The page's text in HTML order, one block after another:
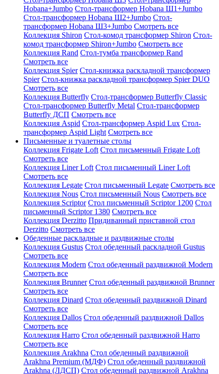
Hobana+Jumbo Стол-трансформер Hobana Ш1+Jumbo
Стол-трансформер Hobana Ш2+Jumbo Стол-
трансформер Hobana Ш3+Jumbo Смотреть все
Коллекция Shiron Стол-комод трансформер Shiron Стол-
комод трансформер Shiron+Jumbo Смотреть все
Коллекция Rand Стол-тумба трансформер Rand
Смотреть все
Коллекция Spier Стол-книжка раскладной трансформер
Spier Стол-книжка раскладной трансформер Spier DUO
Смотреть все
Коллекция Butterfly Стол-трансформер Butterfly Classic
Стол-трансформер Butterfly Metal Стол-трансформер
Butterfly ДСП Смотреть все
Коллекция Aspid Стол-трансформер Aspid Lux Стол-
трансформер Aspid Light Смотреть все
Письменные и туалетные столы
Коллекция Frigate Loft Стол письменный Frigate Loft
Смотреть все
Коллекция Liner Loft Стол письменный Liner Loft
Смотреть все
Коллекция Legate Стол письменный Legate Смотреть все
Коллекция Nous Стол письменный Nous Смотреть все
Коллекция Scriptor Стол письменный Scriptor 1200 Стол
письменный Scriptor 1380 Смотреть все
Коллекция Derzitto Придиванный приставной стол
Derzitto Смотреть все
Обеденные раскладные и раздвижные столы
Коллекция Gustus Стол обеденный раскладной Gustus
Смотреть все
Коллекция Modern Стол обеденный раздвижной Modern
Смотреть все
Коллекция Brunner Стол обеденный раздвижной Brunner
Смотреть все
Коллекция Dinard Стол обеденный раздвижной Dinard
Смотреть все
Коллекция Dallos Стол обеденный раздвижной Dallos
Смотреть все
Коллекция Harro Стол обеденный раздвижной Harro
Смотреть все
Коллекция Arakhna Стол обеденный раздвижной
Arakhna Premium (МДФ) Стол обеденный раздвижной
Arakhna (ЛДСП) Стол обеденный раздвижной Arakhna